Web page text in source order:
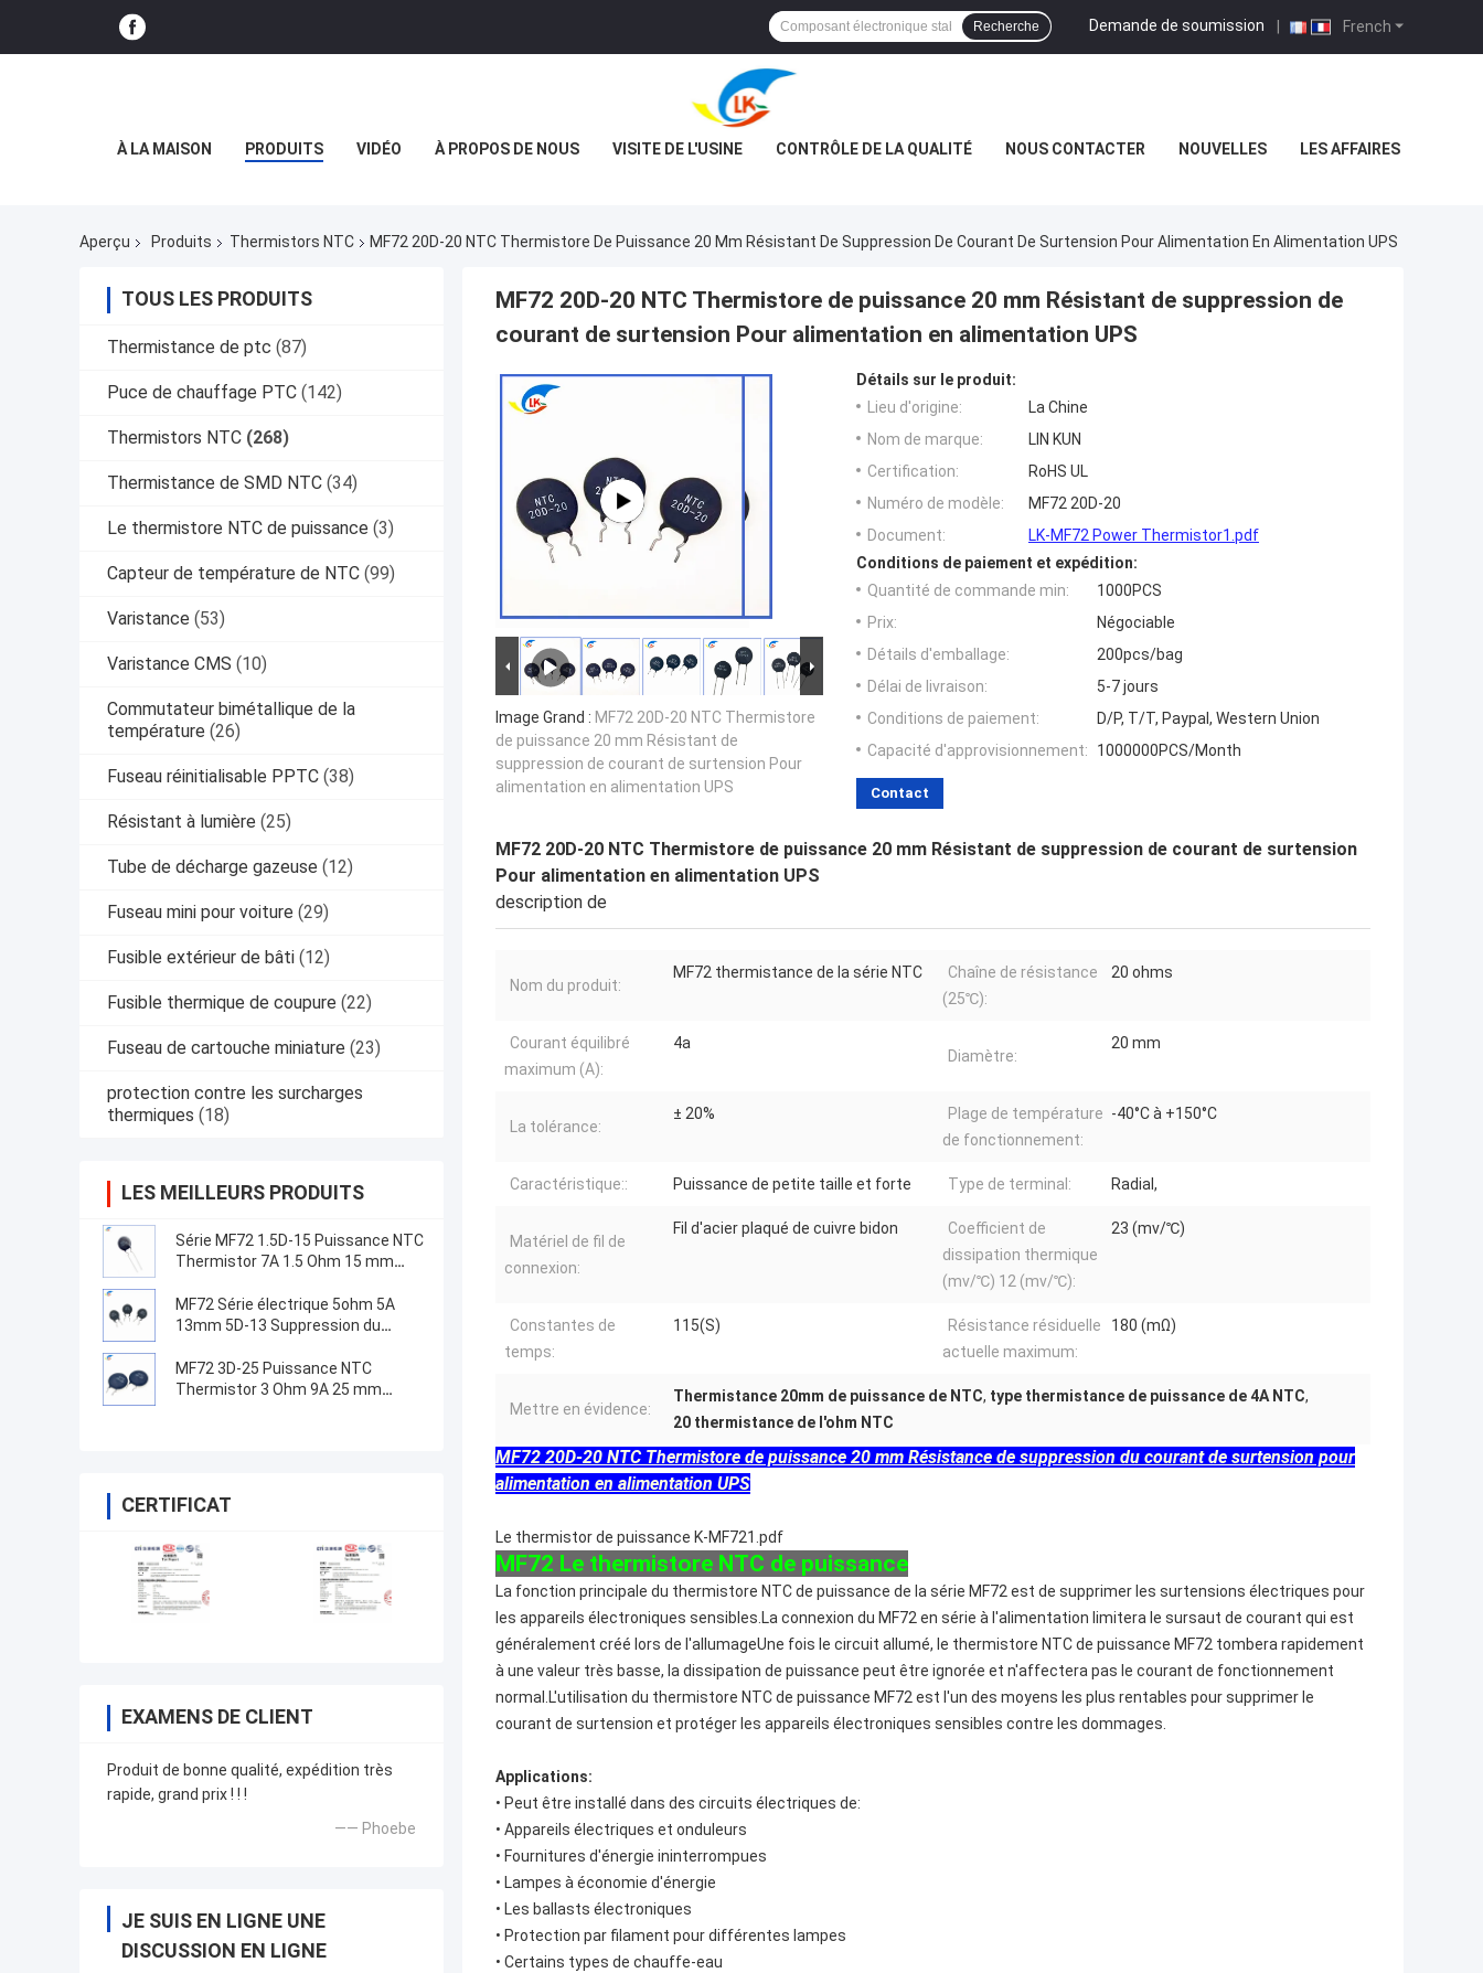
French
Demande de soumission |
Recherche
À LA MAISON PRODUITS VIDÉO À PROPOS DE NOUS VISITE DE L'USINE CONTRÔLE DE LA QUALITÉ NOUS CONTACTER NOUVELLES LES AFFAIRES
Aperçu Produits Thermistors NTC MF72 20D-20 NTC Thermistore De Puissance 20 Mm Résistant De Suppression De Courant De Surtension Pour Alimentation En Alimentation UPS
TOUS LES PRODUITS
Thermistance de ptc (87)
Puce de chauffage PTC (142)
Thermistors NTC (268)
Thermistance de SMD NTC (34)
Le thermistore NTC de puissance (3)
Capteur de température de NTC (99)
Varistance (53)
Varistance CMS (10)
Commutateur bimétallique de la
température (26)
Fuseau réinitialisable PPTC (38)
Résistant à lumière (25)
Tube de décharge gazeuse (12)
Fuseau mini pour voiture (29)
Fusible extérieur de bâti (12)
Fusible thermique de coupure (22)
Fuseau de cartouche miniature (23)
protection contre les surcharges
thermiques (18)
LES MEILLEURS PRODUITS
Série MF72 1.5D-15 Puissance NTC
Thermistor 7A 1.5 Ohm 15 mm
l'alimentation électrique
MF72 Série électrique 5ohm 5A
13mm 5D-13 Suppression du
Thermistors pour équipement
d'alimentation
MF72 3D-25 Puissance NTC
Thermistor 3 Ohm 9A 25 mm
CERTIFICAT
EXAMENS DE CLIENT
Produit de bonne qualité, expédition très
rapide, grand prix ! ! !
—— Phoebe
JE SUIS EN LIGNE UNE
DISCUSSION EN LIGNE
MF72 20D-20 NTC Thermistore de puissance 20 mm Résistant de suppression de
courant de surtension Pour alimentation en alimentation UPS
Image Grand : MF72 20D-20 NTC Thermistore
de puissance 20 mm Résistant de
suppression de courant de surtension Pour
alimentation en alimentation UPS
Détails sur le produit:
Lieu d'origine:
La Chine
Nom de marque:
LIN KUN
Certification:
RoHS UL
Numéro de modèle:
MF72 20D-20
Document:
LK-MF72 Power Thermistor1.pdf
Conditions de paiement et expédition:
Quantité de commande min:
1000PCS
Prix:
Négociable
Détails d'emballage:
200pcs/bag
Délai de livraison:
5-7 jours
Conditions de paiement:
D/P, T/T, Paypal, Western Union
Capacité d'approvisionnement:
1000000PCS/Month
Contact
MF72 20D-20 NTC Thermistore de puissance 20 mm Résistant de suppression de courant de surtension
Pour alimentation en alimentation UPS
description de
Nom du produit:
MF72 thermistance de la série NTC
Chaîne de résistance
(25℃):
20 ohms
Courant équilibré
maximum (A):
4a
Diamètre:
20 mm
La tolérance:
± 20%
Plage de température
de fonctionnement:
-40°C à +150°C
Caractéristique:: Puissance de petite taille et forte Type de terminal: Radial,
Matériel de fil de
connexion:
Fil d'acier plaqué de cuivre bidon
Coefficient de
dissipation thermique
(mv/℃) 12 (mv/℃):
23 (mv/℃)
Constantes de
temps:
115(S)
Résistance résiduelle
actuelle maximum:
180 (mΩ)
Mettre en évidence:
Thermistance 20mm de puissance de NTC, type thermistance de puissance de 4A NTC,
20 thermistance de l'ohm NTC
MF72 20D-20 NTC Thermistore de puissance 20 mm Résistance de suppression du courant de surtension pour
alimentation en alimentation UPS
Le thermistor de puissance K-MF721.pdf
MF72 Le thermistore NTC de puissance
La fonction principale du thermistore NTC de puissance de la série MF72 est de supprimer les surtensions électriques pour
les appareils électroniques sensibles.La connexion du MF72 en série à l'alimentation limitera le sursaut de courant qui est
généralement créé lors de l'allumageUne fois le circuit allumé, le thermistore NTC de puissance MF72 tombera rapidement
à une valeur très basse, la dissipation de puissance peut être ignorée et n'affectera pas le courant de fonctionnement
normal.L'utilisation du thermistore NTC de puissance MF72 est l'un des moyens les plus rentables pour supprimer le
courant de surtension et protéger les appareils électroniques sensibles contre les dommages.
Applications:
• Peut être installé dans des circuits électriques de:
• Appareils électriques et onduleurs
• Fournitures d'énergie ininterrompues
• Lampes à économie d'énergie
• Les ballasts électroniques
• Protection par filament pour différentes lampes
• Certains types de chauffe-eau